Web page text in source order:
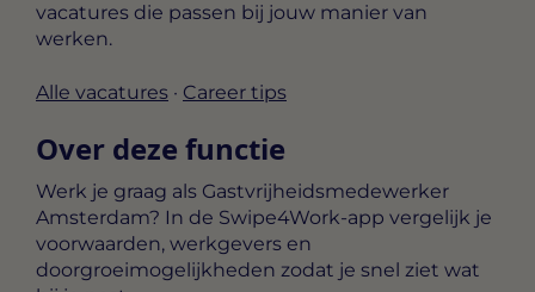
vacatures die passen bij jouw manier van
werken.
Alle vacatures · Career tips
Over deze functie
Werk je graag als Gastvrijheidsmedewerker
Amsterdam? In de Swipe4Work-app vergelijk je
voorwaarden, werkgevers en
doorgroeimogelijkheden zodat je snel ziet wat